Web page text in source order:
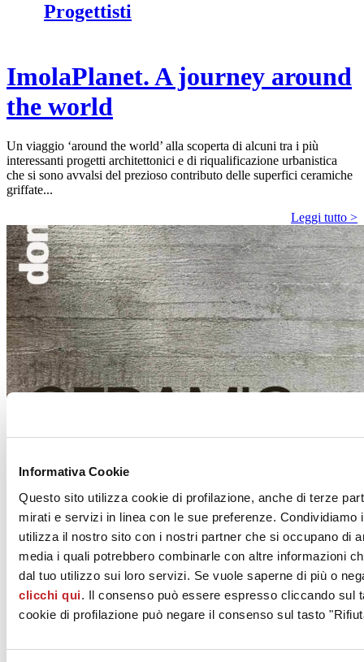
Informativa Cookie
Questo sito utilizza cookie di profilazione, anche di terze
mirati e servizi in linea con le sue preferenze.
utilizza il nostro sito con i nostri partner che si occupano di
media i quali potrebbero combinarle con altre informazioni
dal tuo utilizzo sui loro servizi. Se vuole saperne di più o
clicchi qui. Il consenso può essere espresso cliccando sul
cookie di profilazione può negare il consenso sul tasto
Progettisti
ImolaPlanet. A journey around
the world
Un viaggio ‘around the world’ alla scoperta di alcuni tra i più
interessanti progetti architettonici e di riqualificazione urbanistica
che si sono avvalsi del prezioso contributo delle superfici ceramiche
griffate...
Leggi tutto >